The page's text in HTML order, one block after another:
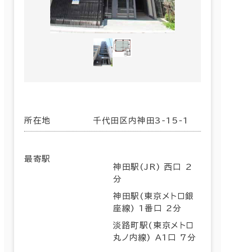
所在地 千代田区内神田3-15-1
最寄駅
神田駅(JR) 西口 2
分
神田駅(東京メトロ銀
座線) 1番口 2分
淡路町駅(東京メトロ
丸ノ内線) A1口 7分